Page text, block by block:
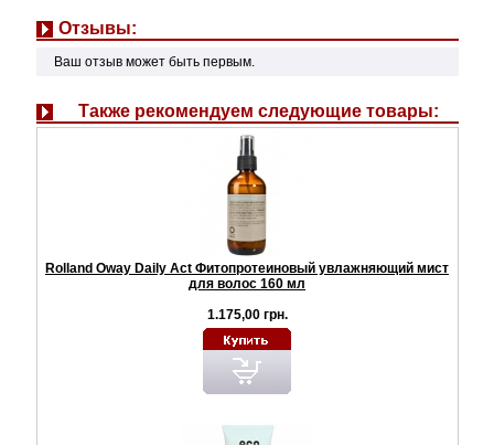
Отзывы:
Ваш отзыв может быть первым.
Также рекомендуем следующие товары:
Rolland Oway Daily Act Фитопротеиновый увлажняющий мист
для волос 160 мл
1.175,00 грн.